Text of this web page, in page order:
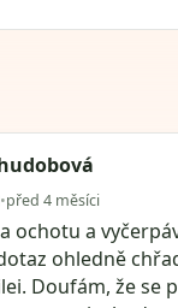
•před 4 měsíci
ochotu a
ohledně
Doufám, že se